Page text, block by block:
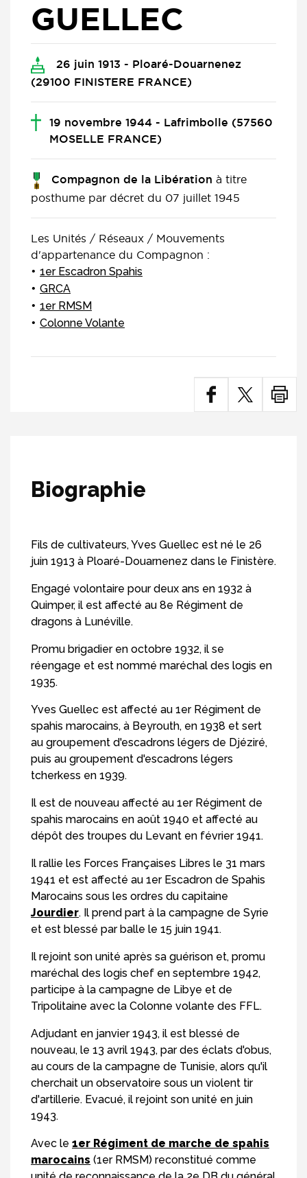
GUELLEC
26 juin 1913 - Ploaré-Douarnenez
(29100 FINISTERE FRANCE)
19 novembre 1944 - Lafrimbolle (57560
MOSELLE FRANCE)
Compagnon de la Libération à titre
posthume par décret du 07 juillet 1945
Les Unités / Réseaux / Mouvements
d'appartenance du Compagnon :
1er Escadron Spahis
GRCA
1er RMSM
Colonne Volante
Biographie
Fils de cultivateurs, Yves Guellec est né le 26
juin 1913 à Ploaré-Douarnenez dans le Finistère.
Engagé volontaire pour deux ans en 1932 à
Quimper, il est affecté au 8e Régiment de
dragons à Lunéville.
Promu brigadier en octobre 1932, il se
réengage et est nommé maréchal des logis en
1935.
Yves Guellec est affecté au 1er Régiment de
spahis marocains, à Beyrouth, en 1938 et sert
au groupement d'escadrons légers de Djéziré,
puis au groupement d'escadrons légers
tcherkess en 1939.
Il est de nouveau affecté au 1er Régiment de
spahis marocains en août 1940 et affecté au
dépôt des troupes du Levant en février 1941.
Il rallie les Forces Françaises Libres le 31 mars
1941 et est affecté au 1er Escadron de Spahis
Marocains sous les ordres du capitaine
Jourdier. Il prend part à la campagne de Syrie
et est blessé par balle le 15 juin 1941.
Il rejoint son unité après sa guérison et, promu
maréchal des logis chef en septembre 1942,
participe à la campagne de Libye et de
Tripolitaine avec la Colonne volante des FFL.
Adjudant en janvier 1943, il est blessé de
nouveau, le 13 avril 1943, par des éclats d'obus,
au cours de la campagne de Tunisie, alors qu'il
cherchait un observatoire sous un violent tir
d'artillerie. Evacué, il rejoint son unité en juin
1943.
Avec le 1er Régiment de marche de spahis
marocains (1er RMSM) reconstitué comme